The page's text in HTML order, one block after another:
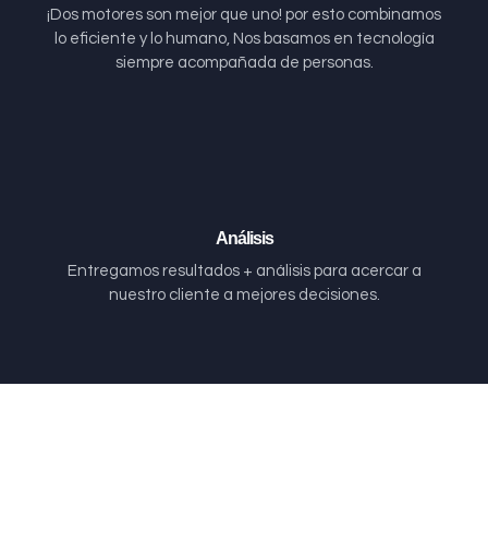
¡Dos motores son mejor que uno! por esto combinamos
lo eficiente y lo humano, Nos basamos en tecnología
siempre acompañada de personas.
Análisis
Entregamos resultados + análisis para acercar a
nuestro cliente a mejores decisiones.